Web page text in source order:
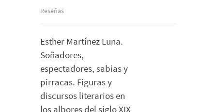
Reseñas
Esther Martínez Luna.
Soñadores,
espectadores, sabias y
pirracas. Figuras y
discursos literarios en
los albores del siglo XIX